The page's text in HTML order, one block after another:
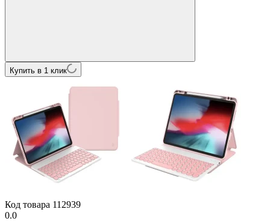
Купить в 1 клик
Код товара 112939
0.0